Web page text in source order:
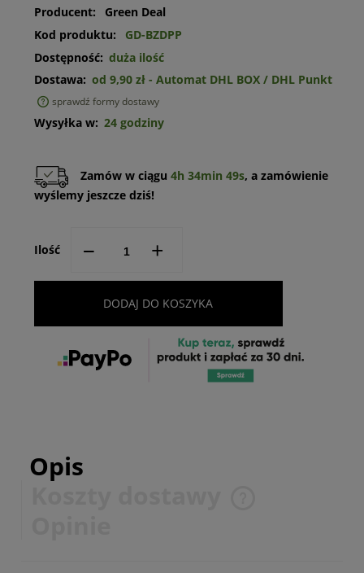
Producent:
Green Deal
Kod produktu:
GD-BZDPP
Dostępność: duża ilość
Dostawa: od 9,90 zł - Automat DHL BOX / DHL Punkt
sprawdź formy dostawy
Wysyłka w: 24 godziny
Zamów w ciągu 4h 34min 49s, a zamówienie
wyślemy jeszcze dziś!
Ilość -- +
DODAJ DO KOSZYKA
Opis